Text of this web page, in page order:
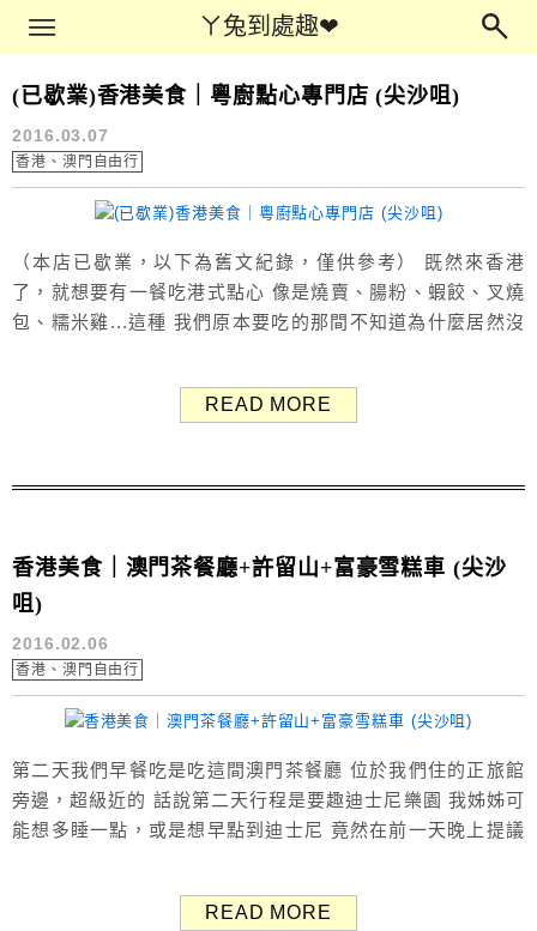
ㄚ兔到處趣❤ㄚ兔到處趣❤
Main Menu
香港旅遊
(已歇業)香港美食｜粵廚點心專門店 (尖沙咀)
2016.03.07
香港、澳門自由行
（本店已歇業，以下為舊文紀錄，僅供參考） 既然來香港
了，就想要有一餐吃港式點心 像是燒賣、腸粉、蝦餃、叉燒
包、糯米雞...這種 我們原本要吃的那間不知道為什麼居然沒
差～ 所以就吃這間當早餐啦，吃完後就準備退房出發趣澳門
READ MORE
香港美食｜澳門茶餐廳+許留山+富豪雪糕車 (尖沙
咀)
2016.02.06
香港、澳門自由行
第二天我們早餐吃是吃這間澳門茶餐廳 位於我們住的正旅館
旁邊，超級近的 話說第二天行程是要趣迪士尼樂園 我姊姊可
能想多睡一點，或是想早點到迪士尼 竟然在前一天晚上提議
不吃早餐怎麼行，早餐可是開啟美好一天的鑰匙耶！ 因此我
READ MORE